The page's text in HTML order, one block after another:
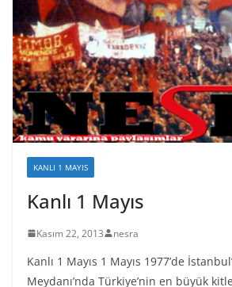
KANLI 1 MAYIS
Kanlı 1 Mayıs
Kasım 22, 2013 nesra
Kanlı 1 Mayıs 1 Mayıs 1977’de
Meydanı’nda Türkiye’nin en büyük